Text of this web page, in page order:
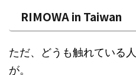
RIMOWA in Taiwan
ただ、どうも触れている
が。